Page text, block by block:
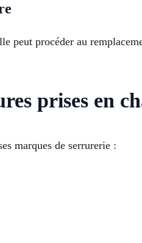
peut procéder au
prises en
marques de serrurerie :